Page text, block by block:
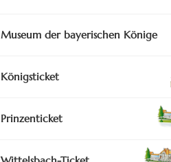
Museum der bayerischen Könige
Königsticket
Prinzenticket